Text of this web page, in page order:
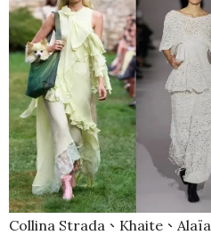
Collina Strada、Khaite、Alaïa